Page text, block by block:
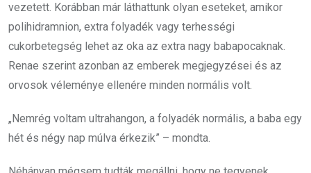
vezetett. Korábban már láthattunk olyan eseteket, amikor
polihidramnion, extra folyadék vagy terhességi
cukorbetegség lehet az oka az extra nagy babapocaknak.
Renae szerint azonban az emberek megjegyzései és az
orvosok véleménye ellenére minden normális volt.
„Nemrég voltam ultrahangon, a folyadék normális, a baba egy
hét és négy nap múlva érkezik” – mondta.